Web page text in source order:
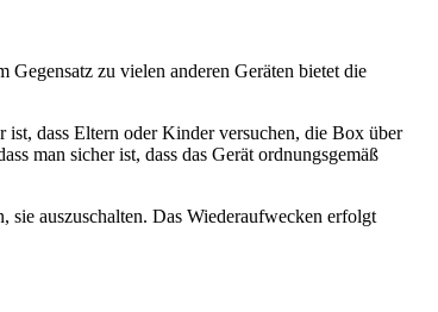
zu vielen anderen Geräten bietet die
dass Eltern oder Kinder versuchen, die Box über
man sicher ist, dass das Gerät ordnungsgemäß
auszuschalten. Das Wiederaufwecken erfolgt